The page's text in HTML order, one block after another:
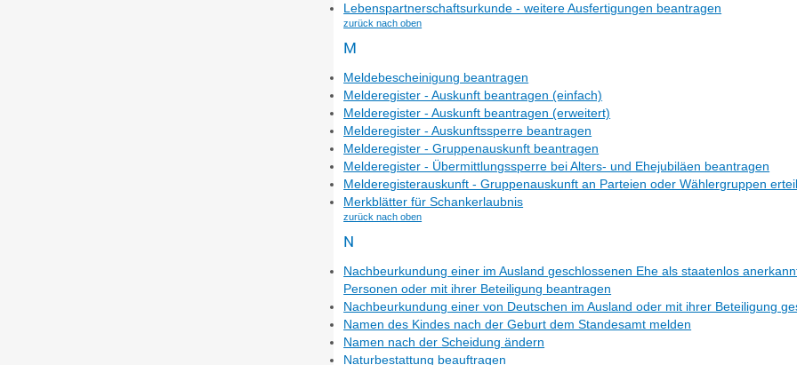
Lebenspartnerschaftsurkunde - weitere Ausfertigungen beantragen
zurück nach oben
M
Meldebescheinigung beantragen
Melderegister - Auskunft beantragen (einfach)
Melderegister - Auskunft beantragen (erweitert)
Melderegister - Auskunftssperre beantragen
Melderegister - Gruppenauskunft beantragen
Melderegister - Übermittlungssperre bei Alters- und Ehejubiläen beantragen
Melderegisterauskunft - Gruppenauskunft an Parteien oder Wählergruppen
Merkblätter für Schankerlaubnis
zurück nach oben
N
Nachbeurkundung einer im Ausland geschlossenen Ehe als staatenlos
Personen oder mit ihrer Beteiligung beantragen
Nachbeurkundung einer von Deutschen im Ausland oder mit ihrer Beteiligung
Namen des Kindes nach der Geburt dem Standesamt melden
Namen nach der Scheidung ändern
Naturbestattung beauftragen